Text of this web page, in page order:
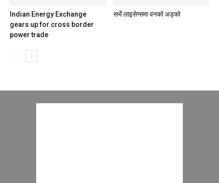
Indian Energy Exchange
gears up for cross border
power trade
सर्भे लाइसेन्समा वनको अड्को